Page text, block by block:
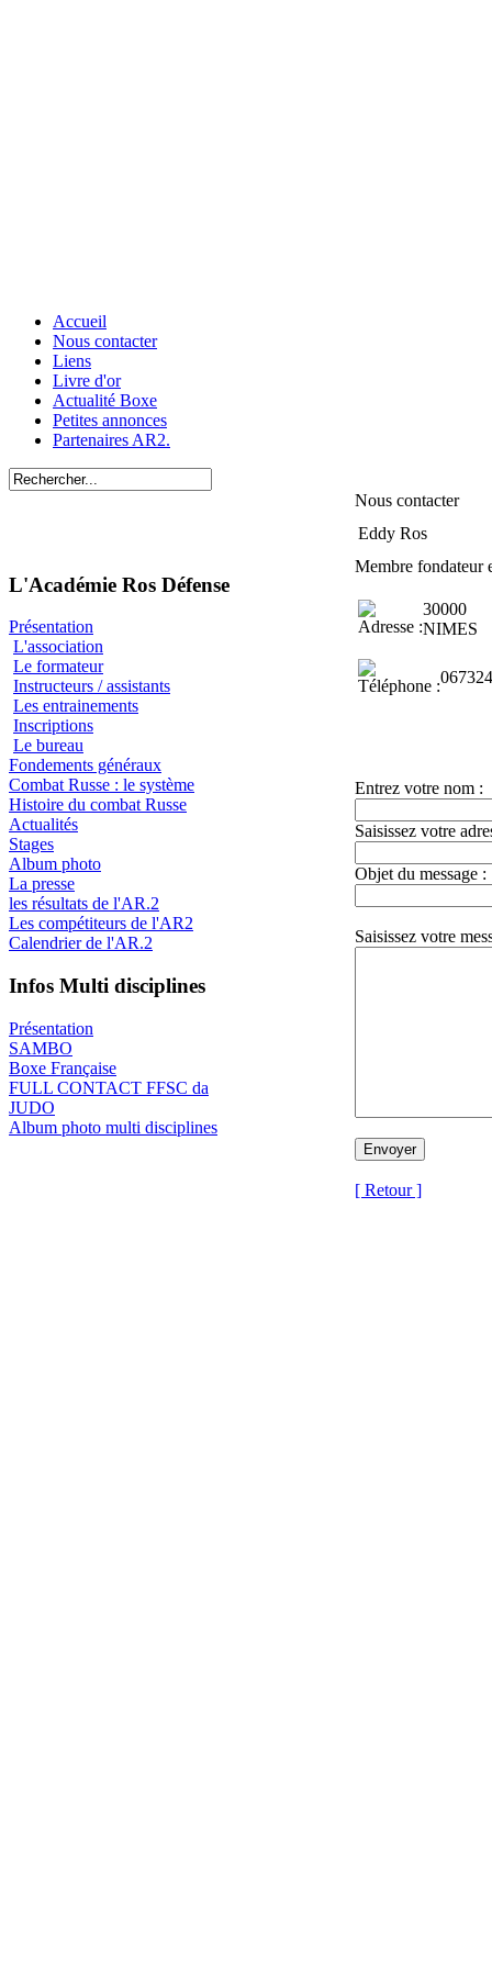
Accueil
Nous contacter
Liens
Livre d'or
Actualité Boxe
Petites annonces
Partenaires AR2.
L'Académie Ros Défense
Présentation
L'association
Le formateur
Instructeurs / assistants
Les entrainements
Inscriptions
Le bureau
Fondements généraux
Combat Russe : le système
Histoire du combat Russe
Actualités
Stages
Album photo
La presse
les résultats de l'AR.2
Les compétiteurs de l'AR2
Calendrier de l'AR.2
Infos Multi disciplines
Présentation
SAMBO
Boxe Française
FULL CONTACT FFSC da
JUDO
Album photo multi disciplines
Nous contacter
Eddy Ros
Membre fondateur
30000
NIMES
Entrez votre nom :
Saisissez votre
Objet du message :
Saisissez votre
[ Retour ]